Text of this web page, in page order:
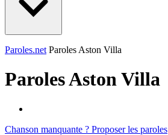
Paroles.net Paroles Aston Villa
ParolesAston Villa
Chanson manquante ? Proposer les paroles